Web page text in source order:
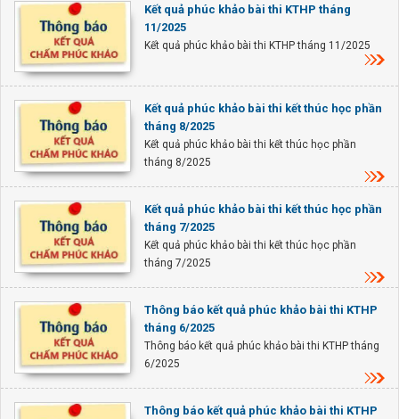
Kết quả phúc khảo bài thi KTHP tháng
11/2025
Kết quả phúc khảo bài thi KTHP tháng 11/2025
Kết quả phúc khảo bài thi kết thúc học phần
tháng 8/2025
Kết quả phúc khảo bài thi kết thúc học phần
tháng 8/2025
Kết quả phúc khảo bài thi kết thúc học phần
tháng 7/2025
Kết quả phúc khảo bài thi kết thúc học phần
tháng 7/2025
Thông báo kết quả phúc khảo bài thi KTHP
tháng 6/2025
Thông báo kết quả phúc khảo bài thi KTHP tháng
6/2025
Thông báo kết quả phúc khảo bài thi KTHP